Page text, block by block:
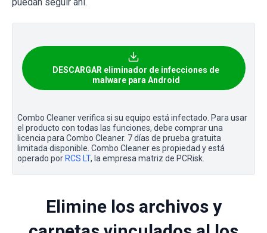
DESCARGAR eliminador de infecciones de
malware para Android
Combo Cleaner verifica si su equipo está infectado. Para usar
el producto con todas las funciones, debe comprar una
licencia para Combo Cleaner. 7 días de prueba gratuita
limitada disponible. Combo Cleaner es propiedad y está
operado por RCS LT, la empresa matriz de PCRisk.
Elimine los archivos y